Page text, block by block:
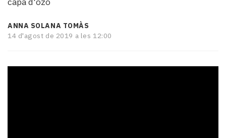
Esports
Mai
tant!
mitjans
ANNA SOLANA TOMÀS
14 d'agost de 2019 a les 12:00